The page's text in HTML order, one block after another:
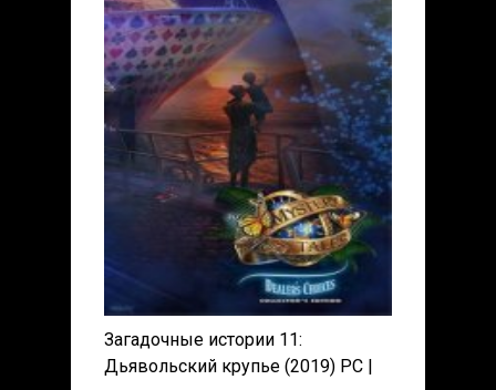
Загадочные истории 11:
Дьявольский крупье (2019) PC |